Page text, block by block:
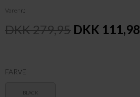
Varenr.
DKK 279,95 DKK 111,98
FARVE
BLACK